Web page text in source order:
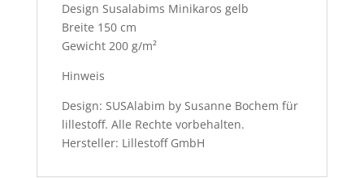
Design Susalabims Minikaros gelb
Breite 150 cm
Gewicht 200 g/m²
Hinweis
Design: SUSAlabim by Susanne Bochem für
lillestoff. Alle Rechte vorbehalten.
Hersteller: Lillestoff GmbH